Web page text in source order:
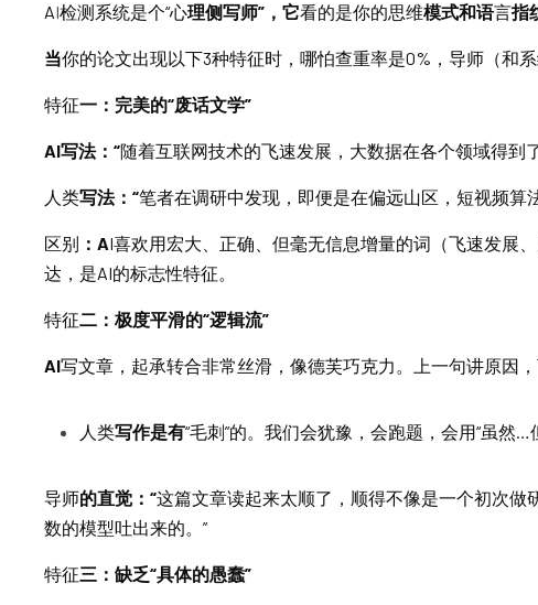
AI检测系统是个“心理侧写师”，它看的是你的思维模式和语言指
当你的论文出现以下3种特征时，哪怕查重率是0%，导师（和系
特征一：完美的“废话文学”
AI写法：“随着互联网技术的飞速发展，大数据在各个领域得到
人类写法：“笔者在调研中发现，即便是在偏远山区，短视频算
区别 ：AI喜欢用宏大、正确、但毫无信息增量的词（飞速发展
达，是AI的标志性特征。
特征二：极度平滑的“逻辑流”
AI写文章，起承转合非常丝滑，像德芙巧克力。上一句讲原因
人类写作是有“毛刺”的。我们会犹豫，会跑题，会用“虽然
导师的直觉：“这篇文章读起来太顺了，顺得不像是一个初次
数的模型吐出来的。”
特征三：缺乏“具体的愚蠢”